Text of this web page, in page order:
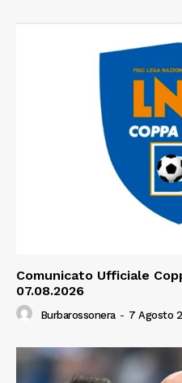
Comunicato Ufficiale
07.08.2026
Burbarossonera - 7 Agosto